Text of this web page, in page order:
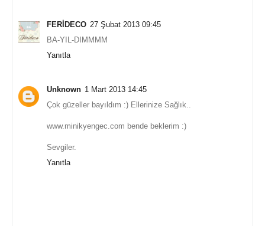
FERİDECO 27 Şubat 2013 09:45
BA-YIL-DIMMMM
Yanıtla
Unknown 1 Mart 2013 14:45
Çok güzeller bayıldım :) Ellerinize Sağlık..
www.minikyengec.com bende beklerim :)
Sevgiler.
Yanıtla